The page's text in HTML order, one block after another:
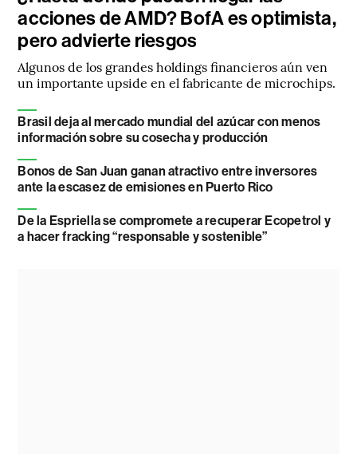
acciones de AMD? BofA es optimista,
pero advierte riesgos
Algunos de los grandes holdings financieros aún ven
un importante upside en el fabricante de microchips.
Brasil deja al mercado mundial del azúcar con menos
información sobre su cosecha y producción
Bonos de San Juan ganan atractivo entre inversores
ante la escasez de emisiones en Puerto Rico
De la Espriella se compromete a recuperar Ecopetrol y
a hacer fracking “responsable y sostenible”